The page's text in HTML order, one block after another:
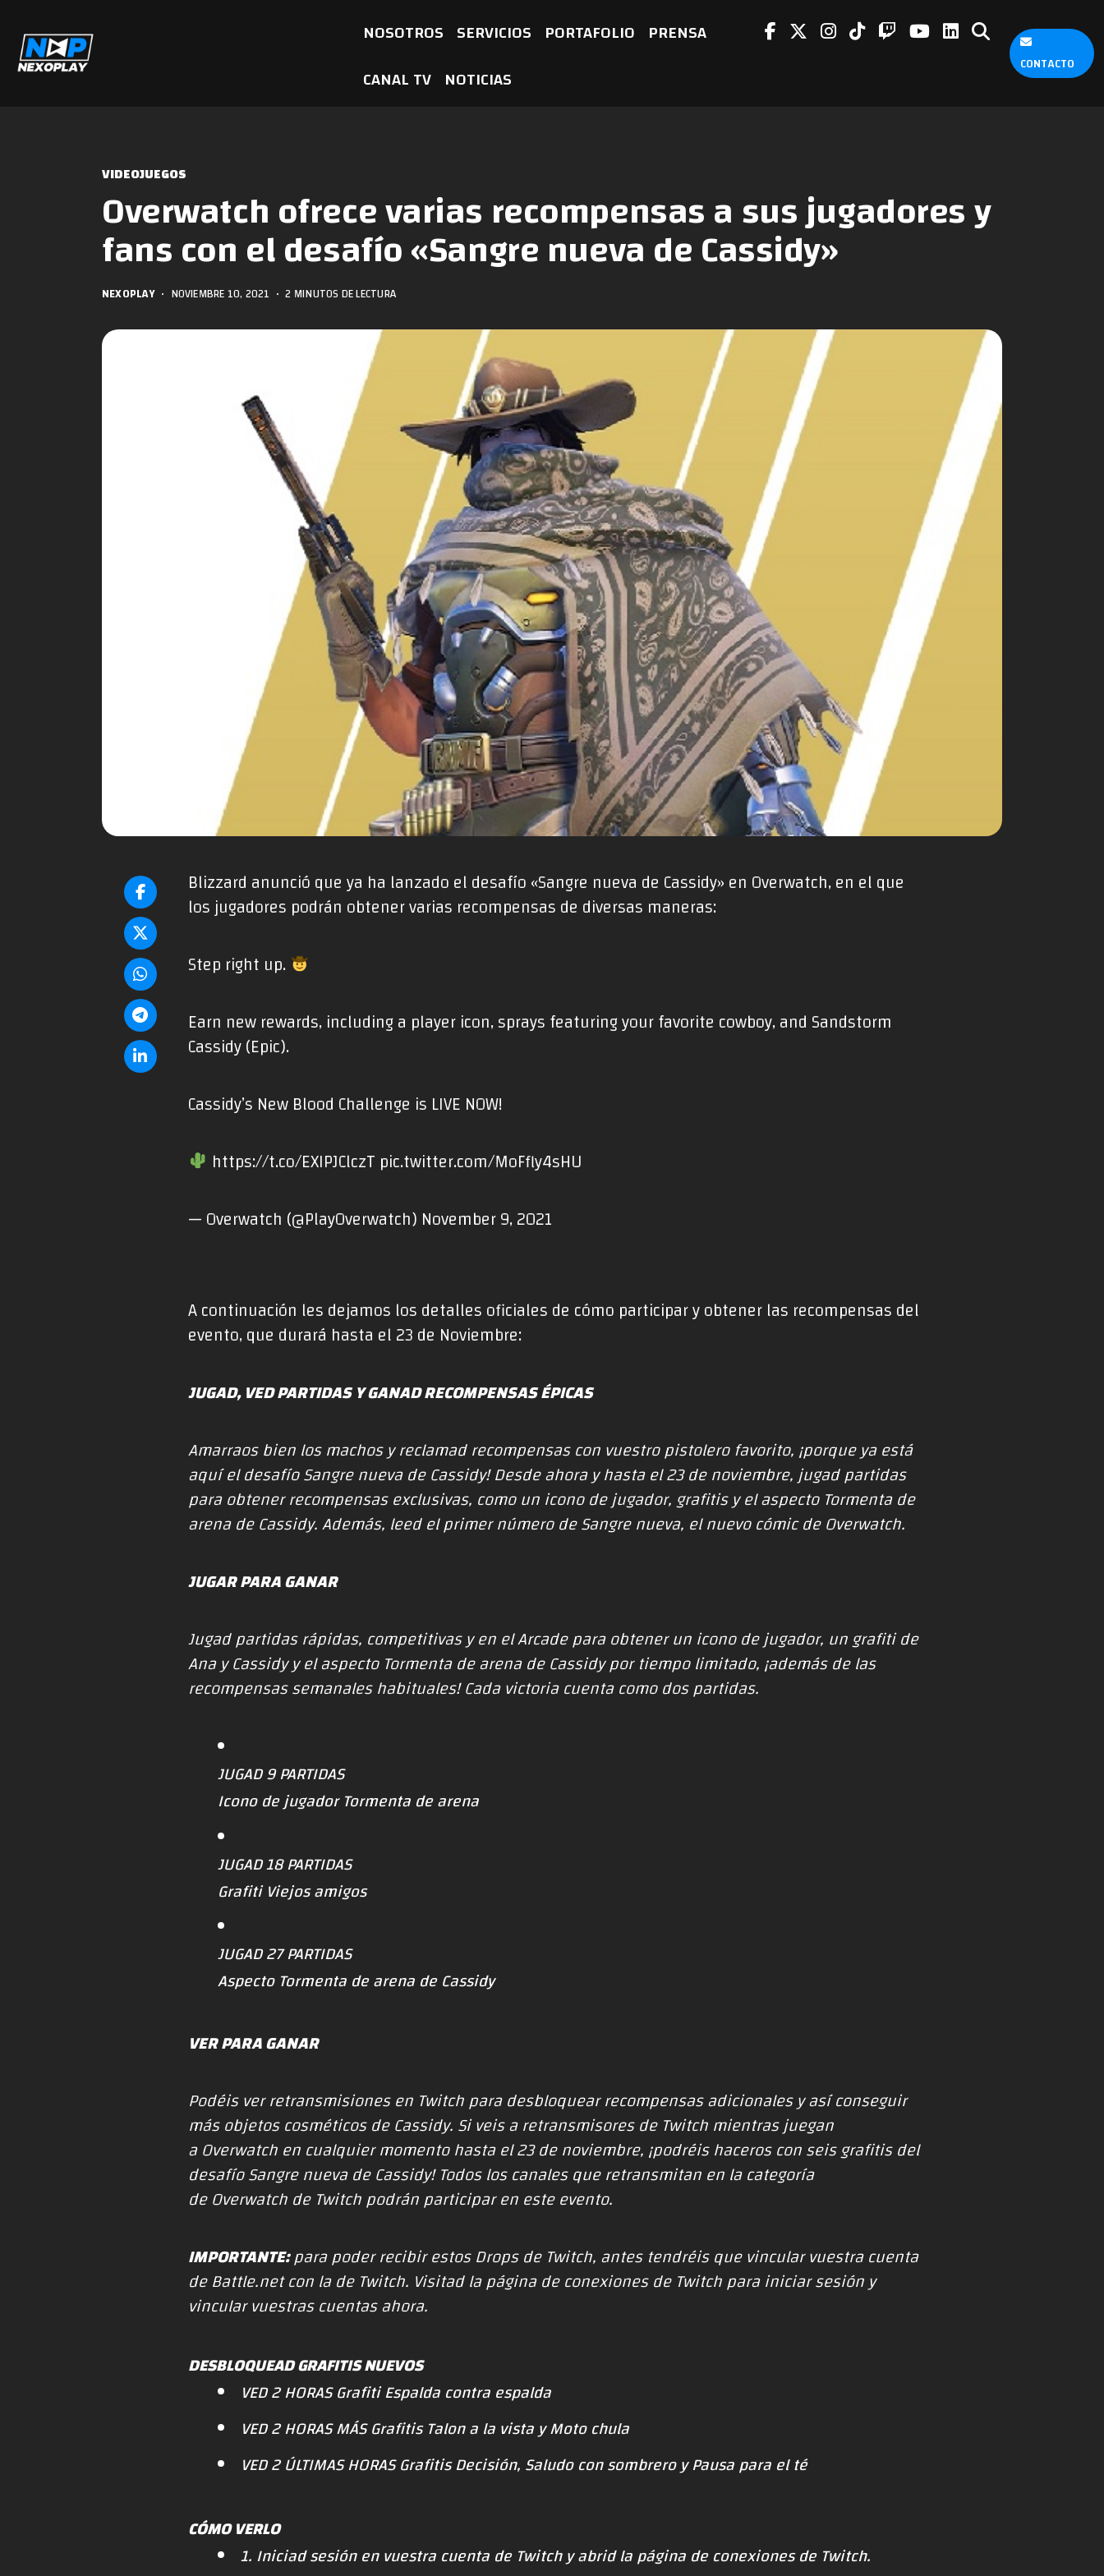
NOSOTROS SERVICIOS PORTAFOLIO PRENSA
CANAL TV NOTICIAS CONTACTO
VIDEOJUEGOS
Overwatch ofrece varias recompensas a sus jugadores y
fans con el desafío «Sangre nueva de Cassidy»
NEXOPLAY • NOVIEMBRE 10, 2021 • 2 MINUTOS DE LECTURA
Blizzard anunció que ya ha lanzado el desafío «Sangre nueva de Cassidy» en Overwatch, en el que
los jugadores podrán obtener varias recompensas de diversas maneras:
Step right up.
Earn new rewards, including a player icon, sprays featuring your favorite cowboy, and Sandstorm
Cassidy (Epic).
Cassidy’s New Blood Challenge is LIVE NOW!
https://t.co/EXIPJClczT pic.twitter.com/MoFfly4sHU
— Overwatch (@PlayOverwatch) November 9, 2021
A continuación les dejamos los detalles oficiales de cómo participar y obtener las recompensas del
evento, que durará hasta el 23 de Noviembre:
JUGAD, VED PARTIDAS Y GANAD RECOMPENSAS ÉPICAS
Amarraos bien los machos y reclamad recompensas con vuestro pistolero favorito, ¡porque ya está
aquí el desafío Sangre nueva de Cassidy! Desde ahora y hasta el 23 de noviembre, jugad partidas
para obtener recompensas exclusivas, como un icono de jugador, grafitis y el aspecto Tormenta de
arena de Cassidy. Además, leed el primer número de Sangre nueva, el nuevo cómic de Overwatch.
JUGAR PARA GANAR
Jugad partidas rápidas, competitivas y en el Arcade para obtener un icono de jugador, un grafiti de
Ana y Cassidy y el aspecto Tormenta de arena de Cassidy por tiempo limitado, ¡además de las
recompensas semanales habituales! Cada victoria cuenta como dos partidas.
JUGAD 9 PARTIDAS
Icono de jugador Tormenta de arena
JUGAD 18 PARTIDAS
Grafiti Viejos amigos
JUGAD 27 PARTIDAS
Aspecto Tormenta de arena de Cassidy
VER PARA GANAR
Podéis ver retransmisiones en Twitch para desbloquear recompensas adicionales y así conseguir
más objetos cosméticos de Cassidy. Si veis a retransmisores de Twitch mientras juegan
a Overwatch en cualquier momento hasta el 23 de noviembre, ¡podréis haceros con seis grafitis del
desafío Sangre nueva de Cassidy! Todos los canales que retransmitan en la categoría
deOverwatch de Twitchpodrán participar en este evento.
IMPORTANTE:para poder recibir estosDrops de Twitch, antes tendréis que vincular vuestra cuenta
de Battle.net con la de Twitch. Visitad la página deconexiones de Twitchpara iniciar sesión y
vincular vuestras cuentas ahora.
DESBLOQUEAD GRAFITIS NUEVOS
VED 2 HORAS Grafiti Espalda contra espalda
VED 2 HORAS MÁS Grafitis Talon a la vista y Moto chula
VED 2 ÚLTIMAS HORAS Grafitis Decisión, Saludo con sombrero y Pausa para el té
CÓMO VERLO
1. Iniciad sesión en vuestra cuenta de Twitch y abrid la página deconexiones de Twitch.